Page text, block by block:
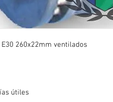
260x22mm ventilados
útiles